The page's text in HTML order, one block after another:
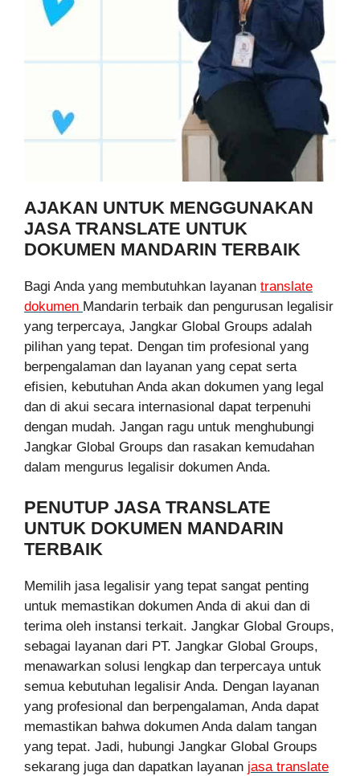
AJAKAN UNTUK MENGGUNAKAN
JASA TRANSLATE UNTUK
DOKUMEN MANDARIN TERBAIK
Bagi Anda yang membutuhkan layanan translate
dokumen Mandarin terbaik dan pengurusan legalisir
yang terpercaya, Jangkar Global Groups adalah
pilihan yang tepat. Dengan tim profesional yang
berpengalaman dan layanan yang cepat serta
efisien, kebutuhan Anda akan dokumen yang legal
dan di akui secara internasional dapat terpenuhi
dengan mudah. Jangan ragu untuk menghubungi
Jangkar Global Groups dan rasakan kemudahan
dalam mengurus legalisir dokumen Anda.
PENUTUP JASA TRANSLATE
UNTUK DOKUMEN MANDARIN
TERBAIK
Memilih jasa legalisir yang tepat sangat penting
untuk memastikan dokumen Anda di akui dan di
terima oleh instansi terkait. Jangkar Global Groups,
sebagai layanan dari PT. Jangkar Global Groups,
menawarkan solusi lengkap dan terpercaya untuk
semua kebutuhan legalisir Anda. Dengan layanan
yang profesional dan berpengalaman, Anda dapat
memastikan bahwa dokumen Anda dalam tangan
yang tepat. Jadi, hubungi Jangkar Global Groups
sekarang juga dan dapatkan layanan jasa translate